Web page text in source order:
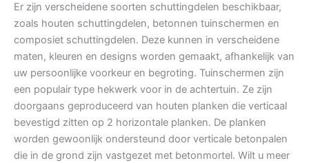
Er zijn verscheidene soorten schuttingdelen beschikbaar,
zoals houten schuttingdelen, betonnen tuinschermen en
composiet schuttingdelen. Deze kunnen in verscheidene
maten, kleuren en designs worden gemaakt, afhankelijk van
uw persoonlijke voorkeur en begroting. Tuinschermen zijn
een populair type hekwerk voor in de achtertuin. Ze zijn
doorgaans geproduceerd van houten planken die verticaal
bevestigd zitten op 2 horizontale planken. De planken
worden gewoonlijk ondersteund door verticale betonpalen
die in de grond zijn vastgezet met betonmortel. Wilt u meer